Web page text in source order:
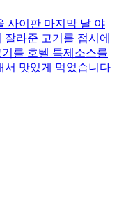
사이판 마지막 날 야
라준 고기를 접시에
를 호텔 특제소스를
서 맛있게 먹었습니다